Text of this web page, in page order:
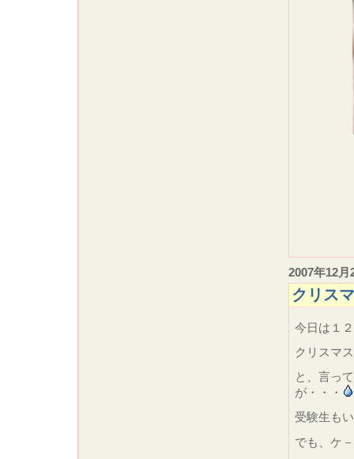
2007年12月
クリス
今日は１
クリスマ
と、言っ
が・・・
受験生も
でも、ケ